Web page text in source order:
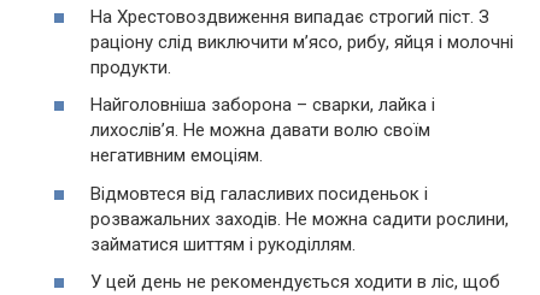
На Хрестовоздвиження випадає строгий піст. З
раціону слід виключити м’ясо, рибу, яйця і молочні
продукти.
Найголовніша заборона – сварки, лайка і
лихослів’я. Не можна давати волю своїм
негативним емоціям.
Відмовтеся від галасливих посиденьок і
розважальних заходів. Не можна садити рослини,
займатися шиттям і рукоділлям.
У цей день не рекомендується ходити в ліс, щоб